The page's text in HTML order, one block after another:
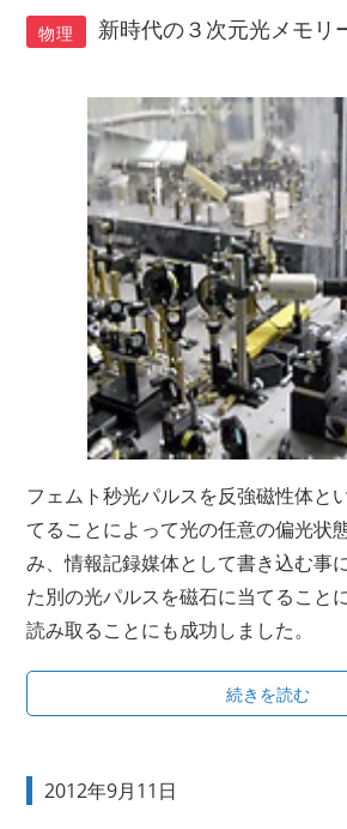
物理 新時代の３次元光メモリ
フェムト秒光パルスを反強磁性体と
てることによって光の任意の偏光状
み、情報記録媒体として書き込む事
た別の光パルスを磁石に当てること
読み取ることにも成功しました。
続きを読む
2012年9月11日